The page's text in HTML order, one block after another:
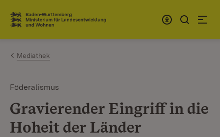
Zum Inhalt springen
Link zur Startseite
Mediathek
Föderalismus
Gravierender Eingriff in die
Hoheit der Länder